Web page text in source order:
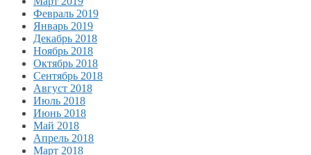
Февраль 2019
Январь 2019
Декабрь 2018
Ноябрь 2018
Октябрь 2018
Сентябрь 2018
Август 2018
Июль 2018
Июнь 2018
Май 2018
Апрель 2018
Март 2018